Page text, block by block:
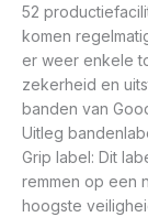
52
komen
er weer enkele
zekerheid en
banden van
Uitleg
Grip label: Dit
remmen op een
hoogste